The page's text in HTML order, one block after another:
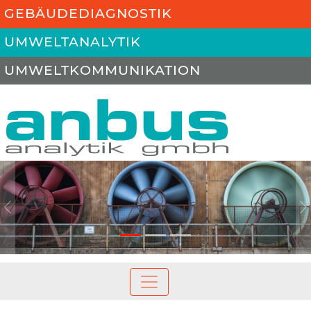
GEBÄUDEDIAGNOSTIK
UMWELTANALYTIK
UMWELTKOMMUNIKATION
Previous